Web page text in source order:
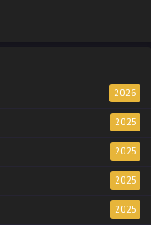
2026
2025
2025
2025
2025